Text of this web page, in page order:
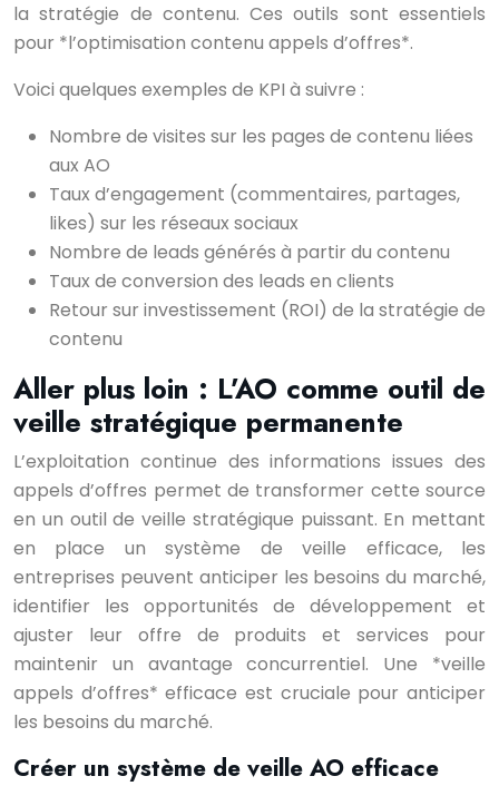
la stratégie de contenu. Ces outils sont essentiels
pour *l’optimisation contenu appels d’offres*.
Voici quelques exemples de KPI à suivre :
Nombre de visites sur les pages de contenu liées
aux AO
Taux d’engagement (commentaires, partages,
likes) sur les réseaux sociaux
Nombre de leads générés à partir du contenu
Taux de conversion des leads en clients
Retour sur investissement (ROI) de la stratégie de
contenu
Aller plus loin : L’AO comme outil de
veille stratégique permanente
L’exploitation continue des informations issues des
appels d’offres permet de transformer cette source
en un outil de veille stratégique puissant. En mettant
en place un système de veille efficace, les
entreprises peuvent anticiper les besoins du marché,
identifier les opportunités de développement et
ajuster leur offre de produits et services pour
maintenir un avantage concurrentiel. Une *veille
appels d’offres* efficace est cruciale pour anticiper
les besoins du marché.
Créer un système de veille AO efficace